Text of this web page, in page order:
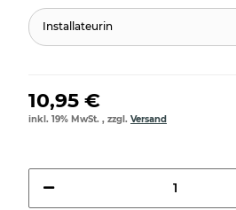
Installateurin
10,95 €
inkl. 19% MwSt. , zzgl. Versand